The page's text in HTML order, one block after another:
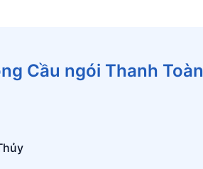
Cầu ngói Thanh Toàn